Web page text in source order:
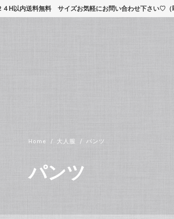
H以内送料無料 サイズお気軽にお問い合わせ下さい♡（
Home 大人服 パンツ
パンツ